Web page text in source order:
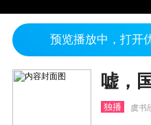
预览播放中，打开
独播 虞书